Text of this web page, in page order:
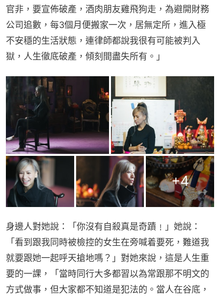
官非，要宣佈破產，酒肉朋友雞飛狗走，為避開財務
公司追數，每3個月便搬家一次，居無定所，進入極
不安穩的生活狀態，連律師都說我很有可能被判入
獄，人生徹底破產，傾刻間盡失所有。」
+4
身邊人對她說：「你沒有自殺真是奇蹟﹗」她說：
「看到跟我同時被檢控的女生在旁喊着要死，難道我
就要跟她一起呼天搶地嗎？」對她來說，這是人生重
要的一課，「當時同行大多都習以為常跟那不明文的
方式做事，但大家都不知道是犯法的。當人在谷底，